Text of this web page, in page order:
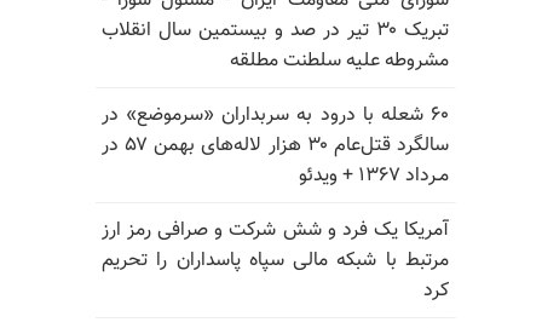
تبریک ۳۰ تیر در صد و بیستمین سال انقلاب
مشروطه علیه سلطنت مطلقه
۶۰ شعله با درود به سربداران «سرموضع» در
سالگرد قتل‌عام ۳۰ هزار لاله‌های بهمن ۵۷ در
مـرداد ۱۳۶۷ + ویدئو
آمریکا یک فرد و شش شرکت و صرافی رمز ارز
مرتبط با شبکه مالی سپاه پاسداران را تحریم
کرد